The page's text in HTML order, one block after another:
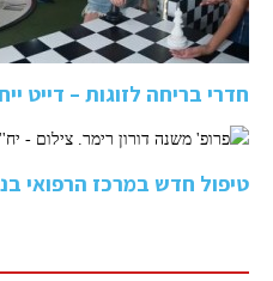
חדרי בריחה לזוגות – דייט
טיפול חדש במרכז הרפואי